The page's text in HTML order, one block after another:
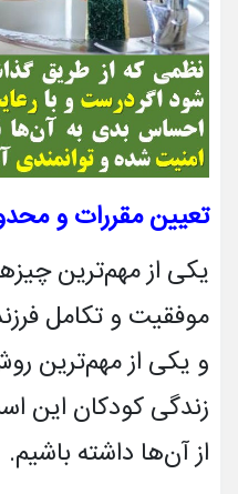
تعیین مقررات و
یکی از مهم‌ترین
موفقیت و تکامل
و یکی از مهم‌ترین
زندگی کودکان این
از آن‌ها داشته باشیم.